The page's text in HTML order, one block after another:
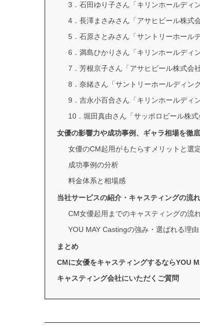
3．石田ゆり子さん「キリンホールディ
4．長澤まさみさん「アサヒビール株式
5．石原さとみさん「サントリーホール
6．満島ひかりさん「キリンホールディ
7．芳根京子さん「アサヒビール株式会
8．奈緒さん「サントリーホールディン
9．吉永小百合さん「キリンホールディ
10．堀田真由さん「サッポロビール株式
女優の影響力や成功事例、ギャラ相場を徹
女優のCM起用がもたらすメリットと選
成功事例の分析
料金体系と相場感
当社サービスの紹介・キャスティングの流れ
CM女優起用までのキャスティングの流
YOU MAY Castingの強み・選ばれる理由
まとめ
CMに女優をキャスティングするならYOU
キャスティング会社にいただくご質問